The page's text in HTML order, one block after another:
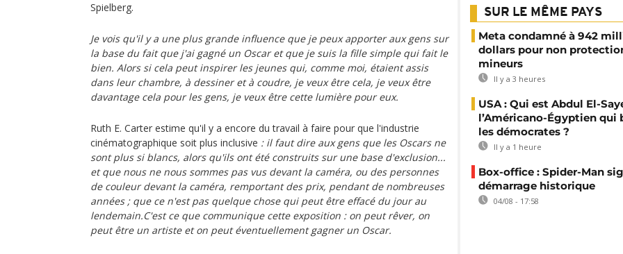
Spielberg.
Je vois qu'il y a une plus grande influence que je peux apporter aux gens sur
la base du fait que j'ai gagné un Oscar et que je suis la fille simple qui fait le
bien. Alors si cela peut inspirer les jeunes qui, comme moi, étaient assis
dans leur chambre, à dessiner et à coudre, je veux être cela, je veux être
davantage cela pour les gens, je veux être cette lumière pour eux.
Ruth E. Carter estime qu'il y a encore du travail à faire pour que l'industrie
cinématographique soit plus inclusive : il faut dire aux gens que les Oscars ne
sont plus si blancs, alors qu'ils ont été construits sur une base d'exclusion...
et que nous ne nous sommes pas vus devant la caméra, ou des personnes
de couleur devant la caméra, remportant des prix, pendant de nombreuses
années ; que ce n'est pas quelque chose qui peut être effacé du jour au
lendemain.C'est ce que communique cette exposition : on peut rêver, on
peut être un artiste et on peut éventuellement gagner un Oscar.
SUR LE MÊME PAYS
Meta condamné à 942
dollars pour non
mineurs
Il y a 3 heures
USA : Qui est Abdul El-
l’Américano-Égyptien qui
les démocrates ?
Il y a 1 heure
Box-office : Spider-Man
démarrage historique
04/08 - 17:58